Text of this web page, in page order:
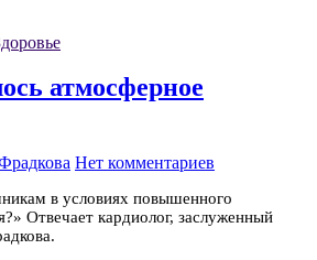
атмосферное
Нет комментариев
в условиях повышенного
Отвечает кардиолог, заслуженный